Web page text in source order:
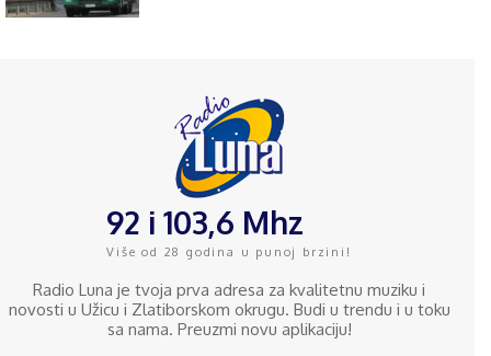
92 i 103,6 Mhz
Više od 28 godina u punoj brzini!
Radio Luna je tvoja prva adresa za kvalitetnu muziku i
novosti u Užicu i Zlatiborskom okrugu. Budi u trendu i u toku
sa nama. Preuzmi novu aplikaciju!